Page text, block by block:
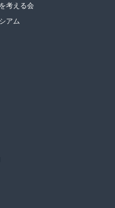
考える会
アム